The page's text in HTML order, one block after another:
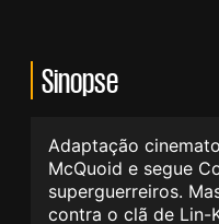
Sinopse
Adaptação
McQuoid e segue
superguerreiros.
contra o clã de Lin-